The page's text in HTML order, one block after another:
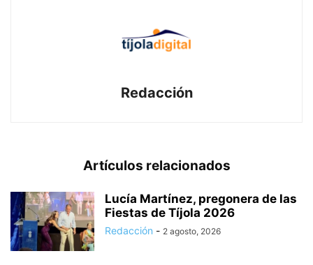
Redacción
Artículos relacionados
Lucía Martínez, pregonera de las
Fiestas de Tíjola 2026
Redacción - 2 agosto, 2026